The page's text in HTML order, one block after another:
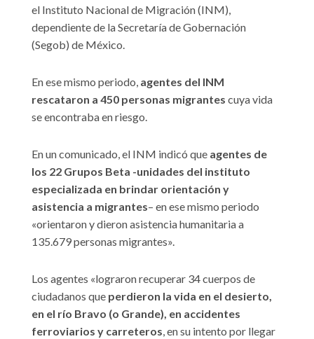
el Instituto Nacional de Migración (INM),
dependiente de la Secretaría de Gobernación
(Segob) de México.
En ese mismo periodo, agentes del INM
rescataron a 450 personas migrantes cuya vida
se encontraba en riesgo.
En un comunicado, el INM indicó que agentes de
los 22 Grupos Beta -unidades del instituto
especializada en brindar orientación y
asistencia a migrantes– en ese mismo periodo
«orientaron y dieron asistencia humanitaria a
135.679 personas migrantes».
Los agentes «lograron recuperar 34 cuerpos de
ciudadanos que perdieron la vida en el desierto,
en el río Bravo (o Grande), en accidentes
ferroviarios y carreteros, en su intento por llegar